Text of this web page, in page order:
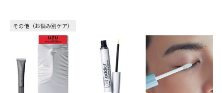
その他（お悩み別ケア）